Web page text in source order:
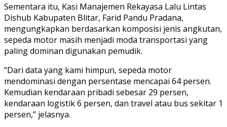
Sementara itu, Kasi Manajemen Rekayasa Lalu Lintas
Dishub Kabupaten Blitar, Farid Pandu Pradana,
mengungkapkan berdasarkan komposisi jenis angkutan,
sepeda motor masih menjadi moda transportasi yang
paling dominan digunakan pemudik.
“Dari data yang kami himpun, sepeda motor
mendominasi dengan persentase mencapai 64 persen.
Kemudian kendaraan pribadi sebesar 29 persen,
kendaraan logistik 6 persen, dan travel atau bus sekitar 1
persen,” jelasnya.